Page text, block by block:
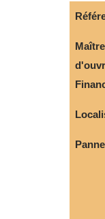
Maître